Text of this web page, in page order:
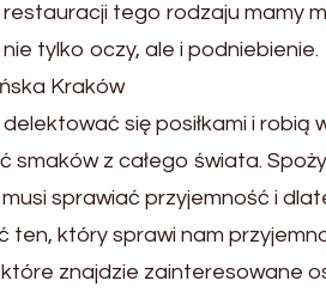
tego rodzaju mamy
tylko oczy, ale i podniebienie.
Kraków
się posiłkami i robią
smaków z całego świata.
sprawiać przyjemność i
ten, który sprawi nam
znajdzie zainteresowane